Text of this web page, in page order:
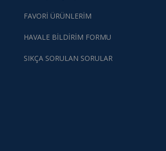
FAVORİ ÜRÜNLERİM
HAVALE BİLDİRİM FORMU
SIKÇA SORULAN SORULAR